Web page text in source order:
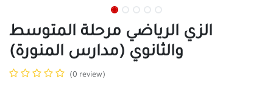
الزي الرياضي مرحلة المتوسط
والثانوي (مدارس المنورة)
(0 review)